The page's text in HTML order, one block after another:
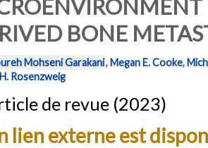
BONE
Mohseni Garakani,Megan E. Cooke,
Rosenzweig
de revue (2023)
lien externe est